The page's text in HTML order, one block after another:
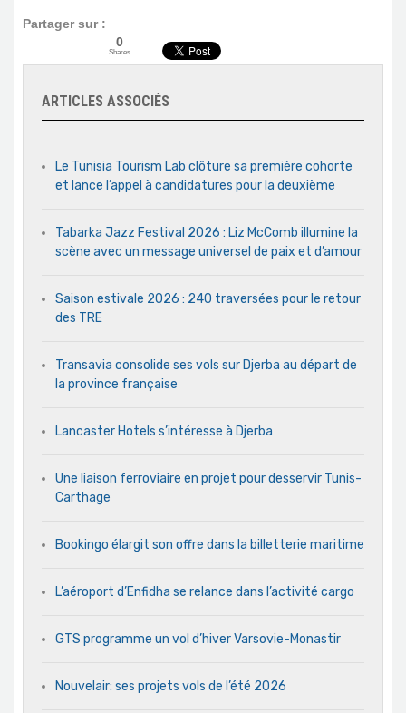
Partager sur :
0
Shares
ARTICLES ASSOCIÉS
Le Tunisia Tourism Lab clôture sa première cohorte
et lance l’appel à candidatures pour la deuxième
Tabarka Jazz Festival 2026 : Liz McComb illumine la
scène avec un message universel de paix et d’amour
Saison estivale 2026 : 240 traversées pour le retour
des TRE
Transavia consolide ses vols sur Djerba au départ de
la province française
Lancaster Hotels s’intéresse à Djerba
Une liaison ferroviaire en projet pour desservir Tunis-
Carthage
Bookingo élargit son offre dans la billetterie maritime
L’aéroport d’Enfidha se relance dans l’activité cargo
GTS programme un vol d’hiver Varsovie-Monastir
Nouvelair: ses projets vols de l’été 2026